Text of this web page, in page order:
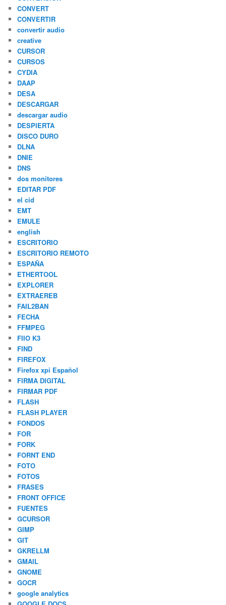
CONVERT
CONVERTIR
convertir audio
creative
CURSOR
CURSOS
CYDIA
DAAP
DESA
DESCARGAR
descargar audio
DESPIERTA
DISCO DURO
DLNA
DNIE
DNS
dos monitores
EDITAR PDF
el cid
EMT
EMULE
english
ESCRITORIO
ESCRITORIO REMOTO
ESPAÑA
ETHERTOOL
EXPLORER
EXTRAEREB
FAIL2BAN
FECHA
FFMPEG
FIIO K3
FIND
FIREFOX
Firefox xpi Español
FIRMA DIGITAL
FIRMAR PDF
FLASH
FLASH PLAYER
FONDOS
FOR
FORK
FORNT END
FOTO
FOTOS
FRASES
FRONT OFFICE
FUENTES
GCURSOR
GIMP
GIT
GKRELLM
GMAIL
GNOME
GOCR
google analytics